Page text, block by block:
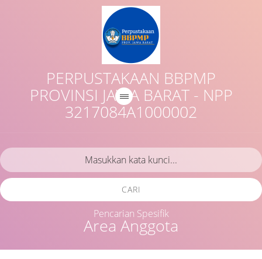
PERPUSTAKAAN BBPMP
PROVINSI JAWA BARAT - NPP
3217084A1000002
Area Anggota
CARI
Pencarian Spesifik